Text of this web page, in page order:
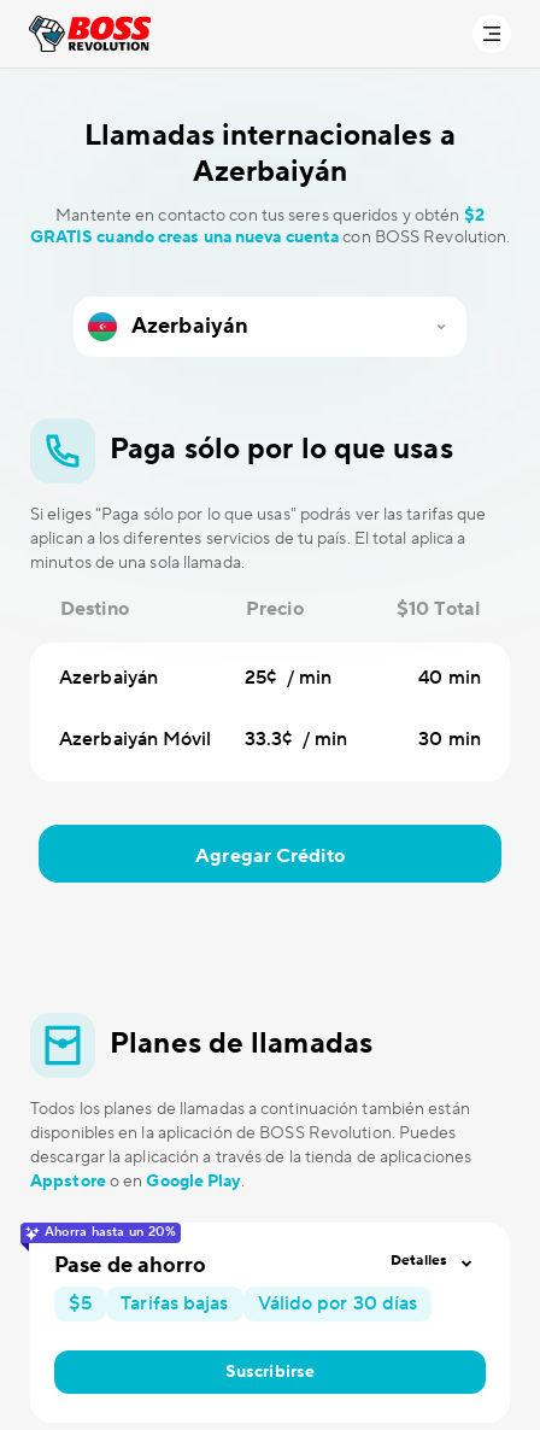
Llamadas internacionales a
Azerbaiyán
Mantente en contacto con tus seres queridos y obtén $2
GRATIS cuando creas una nueva cuentacon BOSS Revolution.
Paga sólo por lo que usas
Si eliges "Paga sólo por lo que usas" podrás ver las tarifas que
aplican a los diferentes servicios de tu país. El total aplica a
minutos de una sola llamada.
Destino Precio $10 Total
Azerbaiyán 25¢ / min 40 min
Azerbaiyán Móvil 33.3¢ / min 30 min
Agregar Crédito
Planes de llamadas
Todos los planes de llamadas a continuación también están
disponibles en la aplicación de BOSS Revolution. Puedes
descargar la aplicación a través de la tienda de aplicaciones
Appstoreo enGoogle Play.
Ahorra hasta un 20%
Pase de ahorro
$5 Tarifas bajas Válido por 30 días
Suscribirse
Detalles